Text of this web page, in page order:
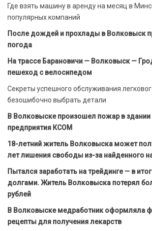
Где взять машину в аренду на месяц в
популярных компаний
После дождей и прохлады в Волковыск
погода
На трассе Барановичи — Волковыск —
пешеход с велосипедом
Секреты успешного обслуживания
безошибочно выбрать детали
В Волковыске произошел пожар в
предприятия КСОМ
18-летний житель Волковыска может
лет лишения свободы из-за найденного
Пытался заработать на трейдинге — в
долгами. Житель Волковыска потерял
рублей
В Волковыске медработник оформляла
рецепты для получения лекарств